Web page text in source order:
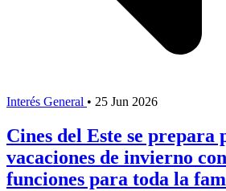
Interés General • 25 Jun 2026
Cines del Este se prepara
vacaciones de invierno
funciones para toda la